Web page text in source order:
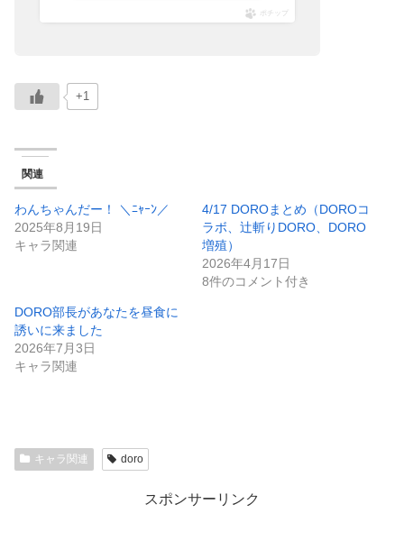
ポチップ
+1
関連
わんちゃんだー！ ＼ﾆｬｰﾝ／
2025年8月19日
キャラ関連
4/17 DOROまとめ（DOROコ
ラボ、辻斬りDORO、DORO
増殖）
2026年4月17日
8件のコメント付き
DORO部長があなたを昼食に
誘いに来ました
2026年7月3日
キャラ関連
キャラ関連 doro
スポンサーリンク